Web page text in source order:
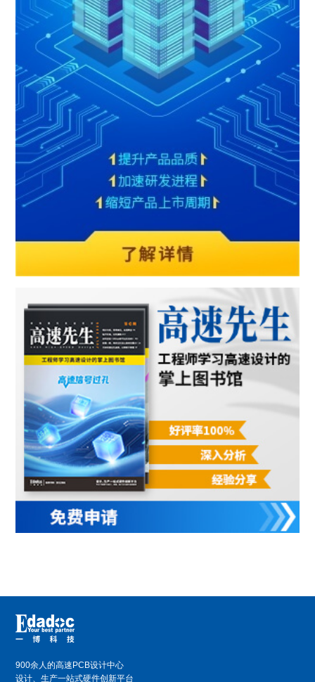
900余人的高速PCB设计中心
设计、生产一站式硬件创新平台